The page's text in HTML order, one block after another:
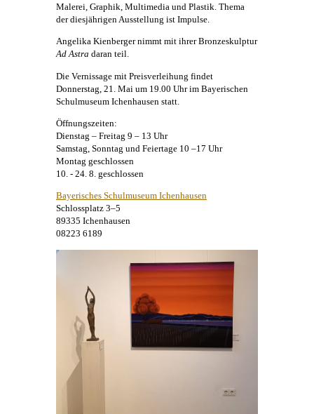
Malerei , Graphik, Multimedia und Plastik. Thema
der diesjährigen Ausstellung ist Impulse.
Angelika Kienbergernimmt mit ihrer Bronzeskulptur
Ad Astra daran teil.
Die Vernissage mit Preisverleihung findet
Donnerstag, 21. Mai um 19.00 Uhr im Bayerischen
Schulmuseum Ichenhausen statt.
Öffnungszeiten:
Dienstag – Freitag 9 – 13 Uhr
Samstag, Sonntag und Feiertage 10 –17 Uhr
Montag geschlossen
10. - 24. 8. geschlossen
Bayerisches Schulmuseum Ichenhausen
Schlossplatz 3–5
89335 Ichenhausen
08223 6189